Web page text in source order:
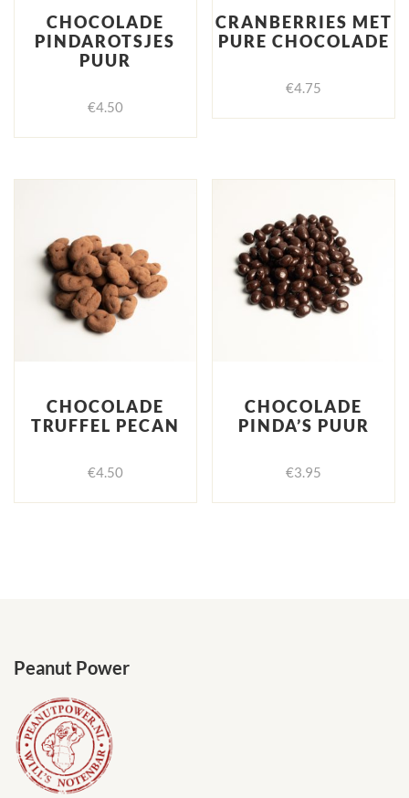
CHOCOLADE
PINDAROTSJES
PUUR
€4.50
CRANBERRIES MET
PURE CHOCOLADE
€4.75
CHOCOLADE
TRUFFEL PECAN
€4.50
CHOCOLADE
PINDA’S PUUR
€3.95
Peanut Power